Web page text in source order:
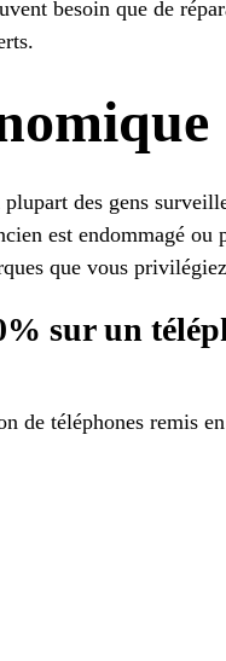
besoin que de
des gens
est endommagé
que vous
sur un
de téléphones remis